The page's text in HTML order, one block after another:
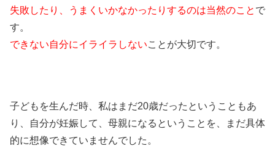
失敗したり、うまくいかなかったりするのは当然のこと で
す。
できない自分にイライラしないことが大切です。
子どもを生んだ時、私はまだ20歳だったということもあ
り、自分が妊娠して、母親になるということを、まだ具体
的に想像できていませんでした。